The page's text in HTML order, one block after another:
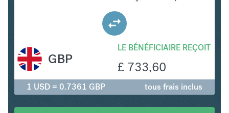
LE BÉNÉFICIAIRE REÇOIT
£ 733,60
GBP
1 USD = 0.7361 GBP tous frais inclus